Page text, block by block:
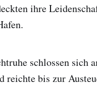
ihre
schlossen sich
bis zur